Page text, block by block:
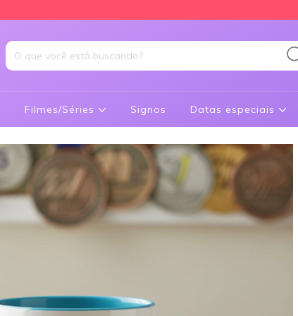
Filmes/Séries Signos Datas especiais